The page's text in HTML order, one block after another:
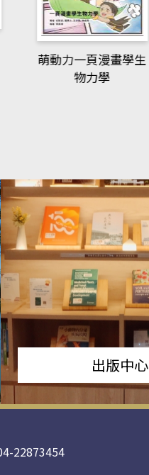
萌動力一頁漫畫學生
物力學
出版中心
22873454